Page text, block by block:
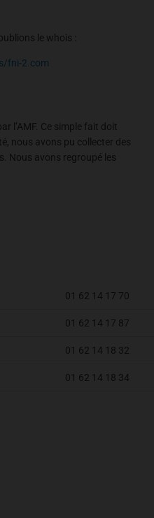
le whois :
fni-2.com
l’AMF. Ce simple fait doit
nous avons pu collecter des
Nous avons regroupé les
01 62 14 17 70
01 62 14 17 87
01 62 14 18 32
01 62 14 18 34